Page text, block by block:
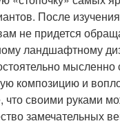
После
не придется
ландшафтному
мысленно
композицию и
что своими руками
замечательных